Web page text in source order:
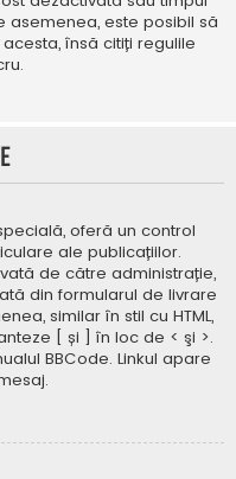
asemenea, este posibil să
însă citiți regulile
oferă un control
ale publicațiilor.
de către administrație,
din formularul de livrare
similar în stil cu HTML,
[ și ] în loc de < şi >.
BBCode. Linkul apare